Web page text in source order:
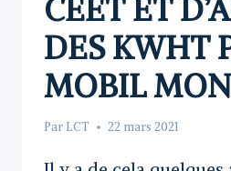
CEET ET
DES KWHT
MOBIL
Par LCT 22 mars 2021